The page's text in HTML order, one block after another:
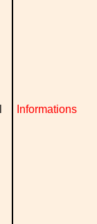
Informations